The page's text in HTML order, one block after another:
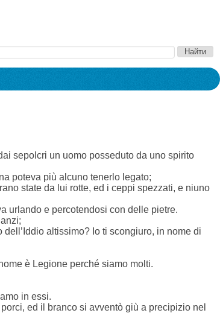
sepolcri un uomo posseduto da uno spirito
poteva più alcuno tenerlo legato;
state da lui rotte, ed i ceppi spezzati, e niuno
urlando e percotendosi con delle pietre.
altissimo? Io ti scongiuro, in nome di
è Legione perché siamo molti.
in essi.
ed il branco si avventò giù a precipizio nel